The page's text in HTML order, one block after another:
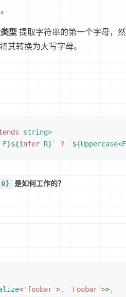
型 提取字符串的第一个字母，
将其转换为大写字母。
string>
F}${infer R} ` ? ` ${Uppercase<F
是如何工作的？
<' foobar'>, ' Foobar'>>,